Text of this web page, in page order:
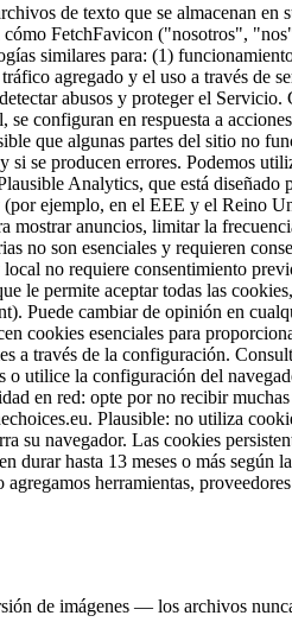
de texto que se almacenan
FetchFavicon ("nosotros",
similares para: (1)
agregado y el uso a través de
abusos y proteger el
se configuran en respuesta a
que algunas partes del sitio no
si se producen errores. Podemos
Analytics, que está
ejemplo, en el EEE y el Reino
anuncios, limitar la
no son esenciales y requieren
no requiere consentimiento
le permite aceptar todas las
Puede cambiar de opinión en
cookies esenciales para
a través de la configuración.
utilice la configuración del
en red: opte por no recibir
Plausible: no utiliza
su navegador. Las cookies
durar hasta 13 meses o más
herramientas,
de imágenes — los archivos